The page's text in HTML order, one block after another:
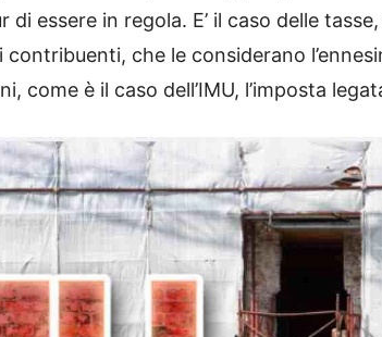
essere in regola. E’ il caso delle
che le considerano
come è il caso dell’IMU, l’imposta